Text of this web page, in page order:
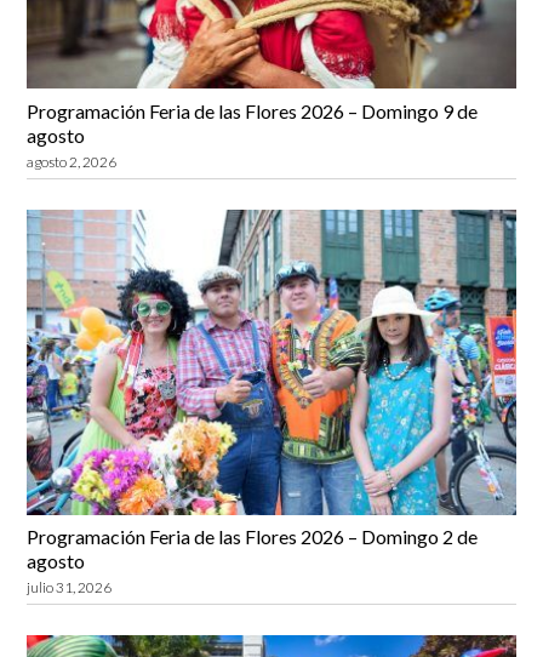
Programación Feria de las Flores 2026 – Domingo 9 de
agosto
agosto 2, 2026
Programación Feria de las Flores 2026 – Domingo 2 de
agosto
julio 31, 2026